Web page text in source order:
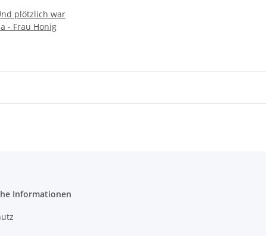
plötzlich war
- Frau Honig
Informationen